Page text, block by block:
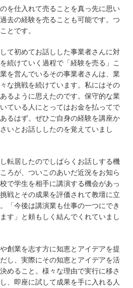
を仕入れて売ることを真っ先に思い
去の経験を売ることも可能です。つ
とです。
て初めてお話しした事業者さんに対
続けていく過程で「経験を売る」こ
を営んでいるその事業者さんは、業
な挑戦を続けています。私にはその
るように思えたのです。保守的な業
ている人にとってはお金を払ってで
るはず。ぜひご自身の経験を講座か
いとお話ししたのを覚えていまし
転居したのでしばらくお話しする機
ろが、ついこのあいだ近況をお知ら
で学生を相手に講演する機会があっ
戦とその成果を評価されて教壇に立
「今後は講演業も仕事の一つにでき
す」と頼もしく結んでくれていまし
創業を志す方に知恵とアイデアを提
し、実際にその知恵とアイデアを活
めること。様々な理由で実行に移さ
、即座に試して成果を手に入れる人